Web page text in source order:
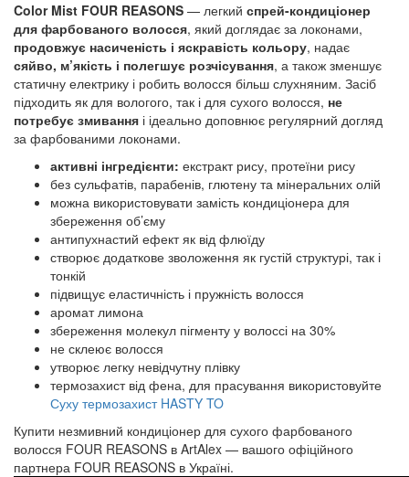
Color Mist FOUR REASONS — легкий спрей-кондиціонер
для фарбованого волосся, який доглядає за локонами,
продовжує насиченість і яскравість кольору, надає
сяйво, м’якість і полегшує розчісування, а також зменшує
статичну електрику і робить волосся більш слухняним. Засіб
підходить як для вологого, так і для сухого волосся, не
потребує змивання і ідеально доповнює регулярний догляд
за фарбованими локонами.
активні інгредієнти: екстракт рису, протеїни рису
без сульфатів, парабенів, глютену та мінеральних олій
можна використовувати замість кондиціонера для
збереження об’єму
антипухнастий ефект як від флюїду
створює додаткове зволоження як густій структурі, так і
тонкій
підвищує еластичність і пружність волосся
аромат лимона
збереження молекул пігменту у волоссі на 30%
не склеює волосся
утворює легку невідчутну плівку
термозахист від фена, для прасування використовуйте
Суху термозахист HASTY TO
Купити незмивний кондиціонер для сухого фарбованого
волосся FOUR REASONS в ArtAlex — вашого офіційного
партнера FOUR REASONS в Україні.